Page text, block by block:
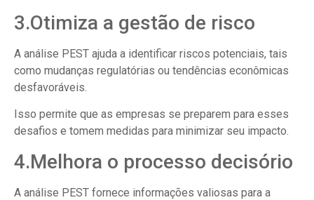
3.Otimiza a gestão de risco
A análise PEST ajuda a identificar riscos potenciais, tais
como mudanças regulatórias ou tendências econômicas
desfavoráveis.
Isso permite que as empresas se preparem para esses
desafios e tomem medidas para minimizar seu impacto.
4.Melhora o processo decisório
A análise PEST fornece informações valiosas para a